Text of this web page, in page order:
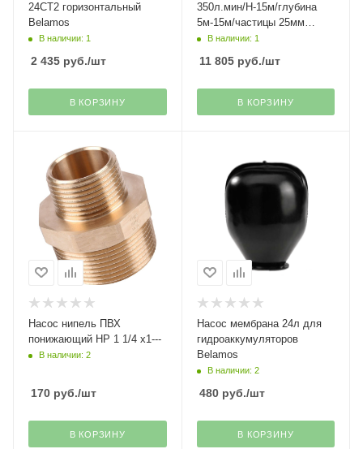
24CT2 горизонтальный
Belamos
В наличии: 1
2 435 руб./шт
В КОРЗИНУ
350л.мин/Н-15м/глубина
5м-15м/частицы 25мм
СФН450 Сибртех(31)
В наличии: 1
11 805руб./шт
В КОРЗИНУ
Насос нипель ПВХ
понижающий НР 1 1/4 х1---
В наличии: 2
170 руб./шт
В КОРЗИНУ
Насос мембрана 24л для
гидроаккумуляторов
Belamos
В наличии: 2
480руб./шт
В КОРЗИНУ